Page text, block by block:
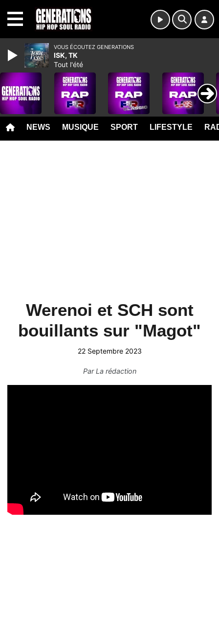
NEWS MUSIQUE SPORT LIFESTYLE
Werenoi et SCH sont
bouillants sur "Magot"
22 Septembre 2023
ParLa rédaction
VOUS ÉCOUTEZ GENERATIONS
ISK, TK
Tout l'été